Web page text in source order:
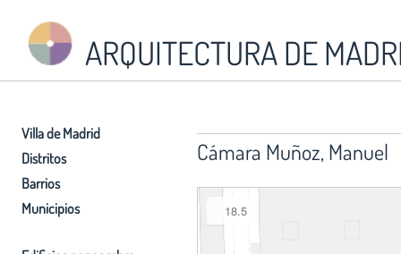
ARQUITECTURA DE
Villa de Madrid
Distritos
Barrios
Municipios
Cámara Muñoz, Manuel
18.5